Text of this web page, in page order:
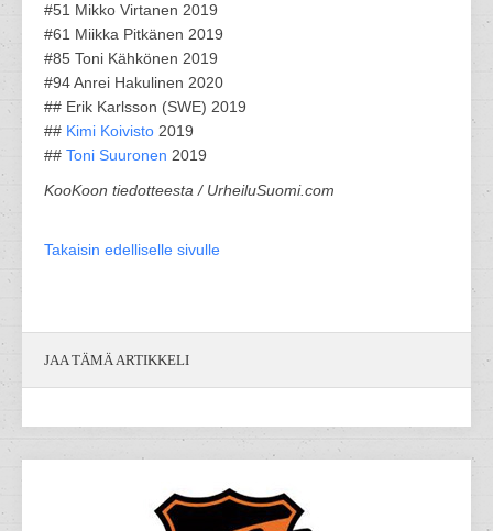
#51 Mikko Virtanen 2019
#61 Miikka Pitkänen 2019
#85 Toni Kähkönen 2019
#94 Anrei Hakulinen 2020
## Erik Karlsson (SWE) 2019
## Kimi Koivisto 2019
## Toni Suuronen 2019
KooKoon tiedotteesta / UrheiluSuomi.com
Takaisin edelliselle sivulle
JAA TÄMÄ ARTIKKELI